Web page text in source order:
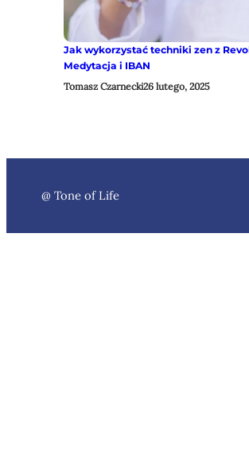
Jak wykorzystać techniki zen z
Medytacja i IBAN
Tomasz Czarnecki26 lutego, 2025
@ Tone of Life